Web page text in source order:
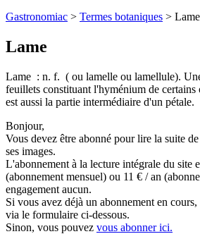
Gastronomiac > Termes botaniques > Lame
Lame
Lame : n. f. ( ou lamelle ou lamellule).
feuillets constituant l'hyménium de
est aussi la partie intermédiaire d'un pétale.
Bonjour,
Vous devez être abonné pour lire la suite
ses images.
L'abonnement à la lecture intégrale du site
(abonnement mensuel) ou 11 € / an
engagement aucun.
Si vous avez déjà un abonnement en
via le formulaire ci-dessous.
Sinon, vous pouvez vous abonner ici.